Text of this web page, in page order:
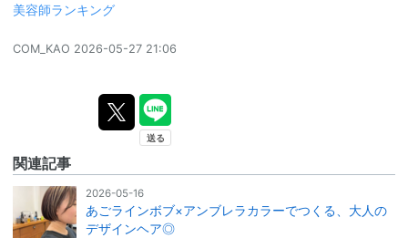
美容師ランキング
COM_KAO 2026-05-27 21:06
関連記事
2026-05-16
あごラインボブ×アンブレラカラーでつくる、大人の
デザインヘア◎